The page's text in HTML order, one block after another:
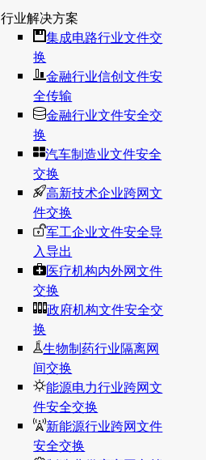
行业解决方案
集成电路行业文件交
换
金融行业信创文件安
全传输
金融行业文件安全交
换
汽车制造业文件安全
交换
高新技术企业跨网文
件交换
军工企业文件安全导
入导出
医疗机构内外网文件
交换
政府机构文件安全交
换
生物制药行业隔离网
间交换
能源电力行业跨网文
件安全交换
新能源行业跨网文件
安全交换